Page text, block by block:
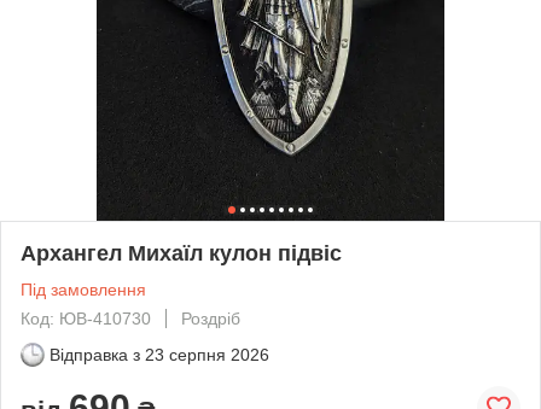
Архангел Михаїл кулон підвіс
Під замовлення
Код: ЮВ-410730
Роздріб
Відправка з 23 серпня 2026